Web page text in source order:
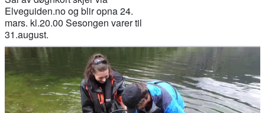
Elveguiden.no og blir opna 24.
mars. kl.20.00 Sesongen varer til
31.august.